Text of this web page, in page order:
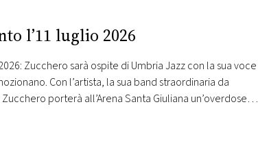
l’11 luglio 2026
Zucchero sarà ospite di Umbria Jazz con la sua voce
Con l’artista, la sua band straordinaria da
porterà all’Arena Santa Giuliana un’overdose di